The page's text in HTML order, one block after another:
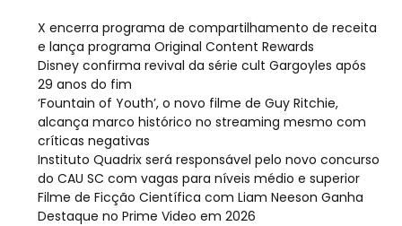
X encerra programa de compartilhamento de receita
e lança programa Original Content Rewards
Disney confirma revival da série cult Gargoyles após
29 anos do fim
‘Fountain of Youth’, o novo filme de Guy Ritchie,
alcança marco histórico no streaming mesmo com
críticas negativas
Instituto Quadrix será responsável pelo novo concurso
do CAU SC com vagas para níveis médio e superior
Filme de Ficção Científica com Liam Neeson Ganha
Destaque no Prime Video em 2026